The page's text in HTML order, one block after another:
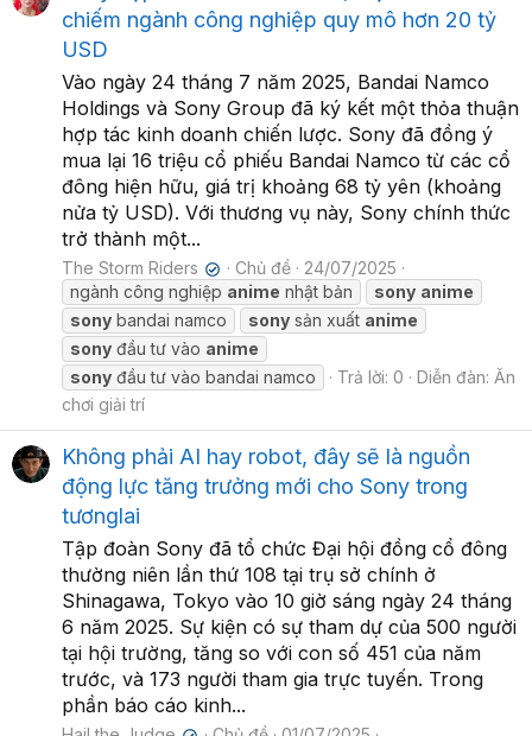
chiếm ngành công nghiệp quy mô hơn 20 tỷ
USD
Vào ngày 24 tháng 7 năm 2025, Bandai Namco
Holdings và Sony Group đã ký kết một thỏa thuận
hợp tác kinh doanh chiến lược. Sony đã đồng ý
mua lại 16 triệu cổ phiếu Bandai Namco từ các cổ
đông hiện hữu, giá trị khoảng 68 tỷ yên (khoảng
nửa tỷ USD). Với thương vụ này, Sony chính thức
trở thành một...
The Storm Riders ✔ Chủ đề
24/07/2025
ngành công nghiệp anime nhật bản sony anime
sony bandai namco sony sản xuất anime
sony đầu tư vào anime
sony đầu tư vào bandai namco Trả lời: 0 Diễn đàn: Ăn
chơi giải trí
Không phải AI hay robot, đây sẽ là nguồn
động lực tăng trưởng mới cho Sony trong
tươnglai
Tập đoàn Sony đã tổ chức Đại hội đồng cổ đông
thường niên lần thứ 108 tại trụ sở chính ở
Shinagawa, Tokyo vào 10 giờ sáng ngày 24 tháng
6 năm 2025. Sự kiện có sự tham dự của 500 người
tại hội trường, tăng so với con số 451 của năm
trước, và 173 người tham gia trực tuyến. Trong
phần báo cáo kinh...